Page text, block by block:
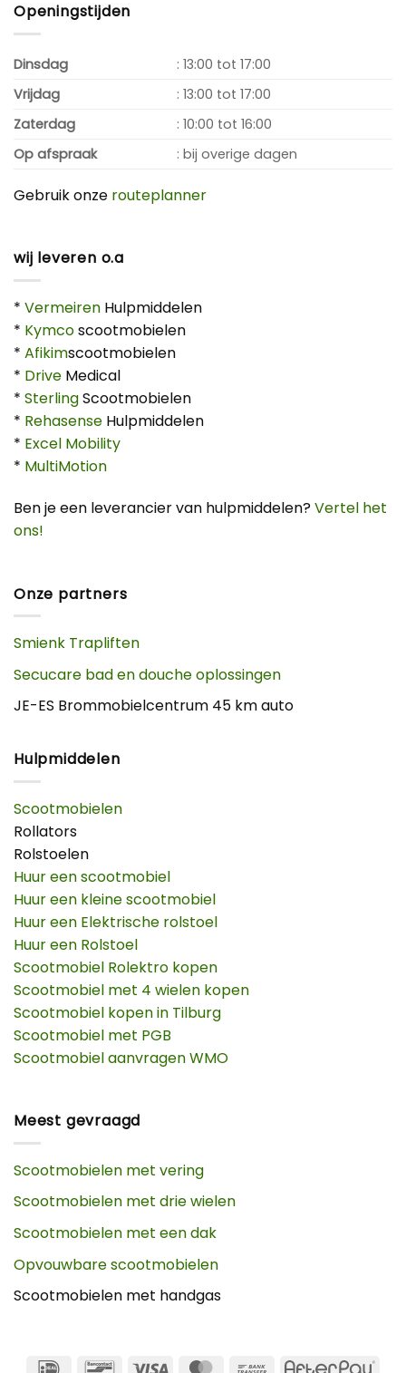
Openingstijden
Dinsdag
: 13:00 tot 17:00
Vrijdag
: 13:00 tot 17:00
Zaterdag
: 10:00 tot 16:00
Op afspraak
: bij overige dagen
Gebruik onze routeplanner
wij leveren o.a
* Vermeiren Hulpmiddelen
* Kymcoscootmobielen
* Afikimscootmobielen
* Drive Medical
* SterlingScootmobielen
* Rehasense Hulpmiddelen
* Excel Mobility
* MultiMotion
Ben je een leverancier van hulpmiddelen?Vertel het
ons!
Onze partners
Smienk Trapliften
Secucare bad en douche oplossingen
JE-ES Brommobielcentrum 45 km auto
Hulpmiddelen
Scootmobielen
Rollators
Rolstoelen
Huur een scootmobiel
Huur een kleine scootmobiel
Huur een Elektrische rolstoel
Huur een Rolstoel
Scootmobiel Rolektro kopen
Scootmobiel met 4 wielen kopen
Scootmobiel kopen in Tilburg
Scootmobiel met PGB
Scootmobiel aanvragen WMO
Meest gevraagd
Scootmobielen met vering
Scootmobielen met drie wielen
Scootmobielen met een dak
Opvouwbare scootmobielen
Scootmobielen met handgas
IDeal Bancontact
Visa MasterCard
Bank